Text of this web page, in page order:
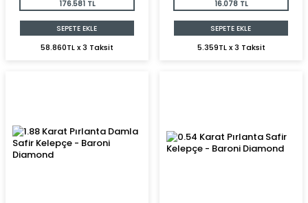
176.581 TL
SEPETE EKLE
58.860TL x 3 Taksit
16.078 TL
SEPETE EKLE
5.359TL x 3 Taksit